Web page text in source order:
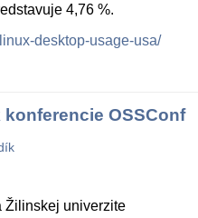
4,76 %.
desktop-usage-usa/
OSSConf
Žilinskej univerzite